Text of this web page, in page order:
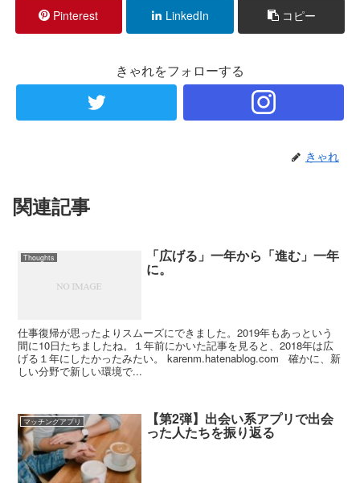
Pinterest LinkedIn コピー
きゃれをフォローする
きゃれ
関連記事
Thoughts 「広げる」一年から「進む」一年
に。
仕事復帰が思ったよりスムーズにできました。2019年もあっという
間に10日たちましたね。１年前にかいた記事を見ると、2018年は広
げる１年にしたかったみたい。 karenm.hatenablog.com 確かに、新
しい分野で新しい環境で...
マッチングアプリ 【第2弾】出会い系アプリで出会
った人たちを振り返る